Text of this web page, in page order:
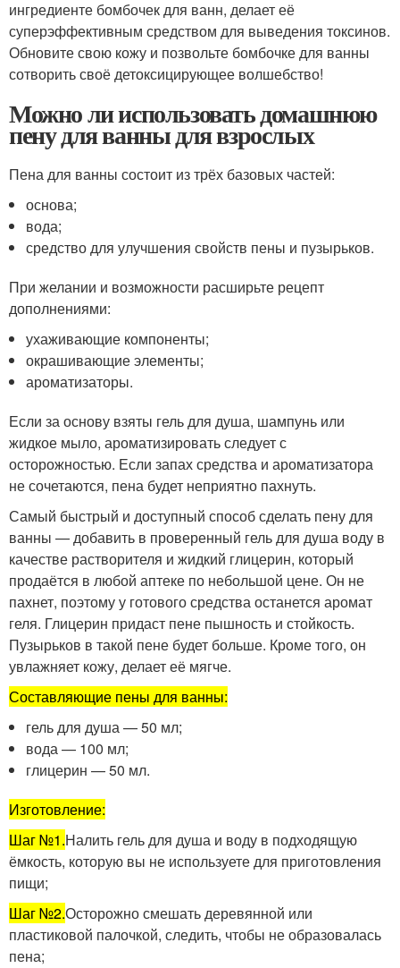
ингредиенте бомбочек для ванн, делает её
суперэффективным средством для выведения токсинов.
Обновите свою кожу и позвольте бомбочке для ванны
сотворить своё детоксицирующее волшебство!
Можно ли использовать домашнюю
пену для ванны для взрослых
Пена для ванны состоит из трёх базовых частей:
основа;
вода;
средство для улучшения свойств пены и пузырьков.
При желании и возможности расширьте рецепт
дополнениями:
ухаживающие компоненты;
окрашивающие элементы;
ароматизаторы.
Если за основу взяты гель для душа, шампунь или
жидкое мыло, ароматизировать следует с
осторожностью. Если запах средства и ароматизатора
не сочетаются, пена будет неприятно пахнуть.
Самый быстрый и доступный способ сделать пену для
ванны — добавить в проверенный гель для душа воду в
качестве растворителя и жидкий глицерин, который
продаётся в любой аптеке по небольшой цене. Он не
пахнет, поэтому у готового средства останется аромат
геля. Глицерин придаст пене пышность и стойкость.
Пузырьков в такой пене будет больше. Кроме того, он
увлажняет кожу, делает её мягче.
Составляющие пены для ванны:
гель для душа — 50 мл;
вода — 100 мл;
глицерин — 50 мл.
Изготовление:
Шаг №1.Налить гель для душа и воду в подходящую
ёмкость, которую вы не используете для приготовления
пищи;
Шаг №2.Осторожно смешать деревянной или
пластиковой палочкой, следить, чтобы не образовалась
пена;